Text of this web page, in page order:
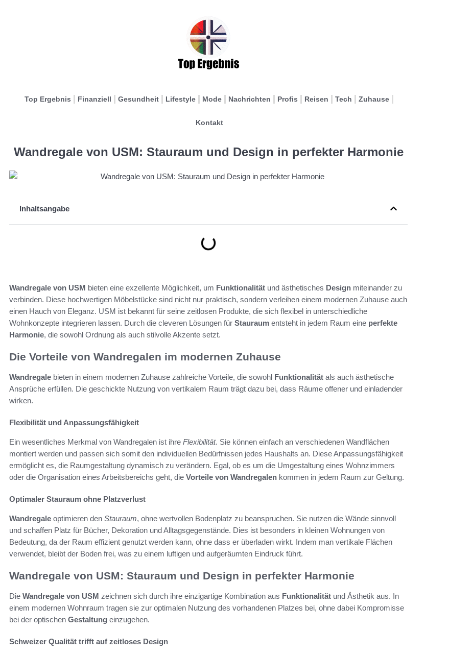
Top Ergebnis Finanziell Gesundheit Lifestyle Mode Nachrichten Profis Reisen Tech Zuhause
Kontakt
Wandregale von USM: Stauraum und Design in perfekter Harmonie
Inhaltsangabe
Wandregale von USM bieten eine exzellente Möglichkeit, um Funktionalität und ästhetisches Design miteinander zu
verbinden. Diese hochwertigen Möbelstücke sind nicht nur praktisch, sondern verleihen einem modernen Zuhause auch
einen Hauch von Eleganz. USM ist bekannt für seine zeitlosen Produkte, die sich flexibel in unterschiedliche
Wohnkonzepte integrieren lassen. Durch die cleveren Lösungen für Stauraum entsteht in jedem Raum eine perfekte
Harmonie, die sowohl Ordnung als auch stilvolle Akzente setzt.
Die Vorteile von Wandregalen im modernen Zuhause
Wandregale bieten in einem modernen Zuhause zahlreiche Vorteile, die sowohl Funktionalität als auch ästhetische
Ansprüche erfüllen. Die geschickte Nutzung von vertikalem Raum trägt dazu bei, dass Räume offener und einladender
wirken.
Flexibilität und Anpassungsfähigkeit
Ein wesentliches Merkmal von Wandregalen ist ihre Flexibilität. Sie können einfach an verschiedenen Wandflächen
montiert werden und passen sich somit den individuellen Bedürfnissen jedes Haushalts an. Diese Anpassungsfähigkeit
ermöglicht es, die Raumgestaltung dynamisch zu verändern. Egal, ob es um die Umgestaltung eines Wohnzimmers
oder die Organisation eines Arbeitsbereichs geht, die Vorteile von Wandregalen kommen in jedem Raum zur Geltung.
Optimaler Stauraum ohne Platzverlust
Wandregale optimieren den Stauraum, ohne wertvollen Bodenplatz zu beanspruchen. Sie nutzen die Wände sinnvoll
und schaffen Platz für Bücher, Dekoration und Alltagsgegenstände. Dies ist besonders in kleinen Wohnungen von
Bedeutung, da der Raum effizient genutzt werden kann, ohne dass er überladen wirkt. Indem man vertikale Flächen
verwendet, bleibt der Boden frei, was zu einem luftigen und aufgeräumten Eindruck führt.
Wandregale von USM: Stauraum und Design in perfekter Harmonie
Die Wandregale von USM zeichnen sich durch ihre einzigartige Kombination aus Funktionalität und Ästhetik aus. In
einem modernen Wohnraum tragen sie zur optimalen Nutzung des vorhandenen Platzes bei, ohne dabei Kompromisse
bei der optischen Gestaltung einzugehen.
Schweizer Qualität trifft auf zeitloses Design